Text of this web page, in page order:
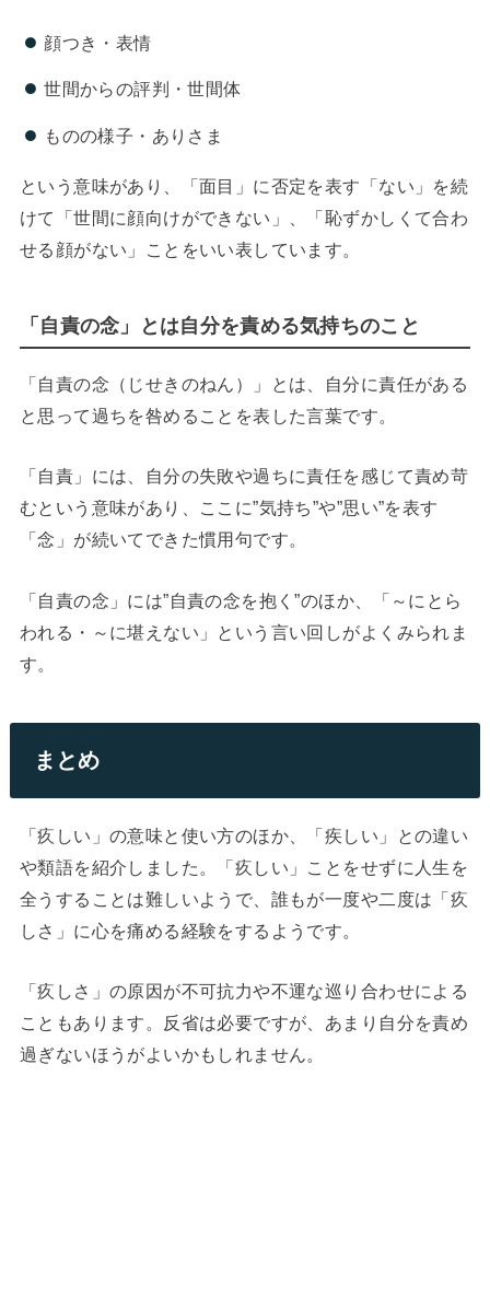
顔つき・表情
世間からの評判・世間体
ものの様子・ありさま
という意味があり、「面目」に否定を表す「ない」を続
けて「世間に顔向けができない」、「恥ずかしくて合わ
せる顔がない」ことをいい表しています。
「自責の念」とは自分を責める気持ちのこと
「自責の念（じせきのねん）」とは、自分に責任がある
と思って過ちを咎めることを表した言葉です。
「自責」には、自分の失敗や過ちに責任を感じて責め苛
むという意味があり、ここに”気持ち”や”思い”を表す
「念」が続いてできた慣用句です。
「自責の念」には”自責の念を抱く”のほか、「～にとら
われる・～に堪えない」という言い回しがよくみられま
す。
まとめ
「疚しい」の意味と使い方のほか、「疾しい」との違い
や類語を紹介しました。「疚しい」ことをせずに人生を
全うすることは難しいようで、誰もが一度や二度は「疚
しさ」に心を痛める経験をするようです。
「疚しさ」の原因が不可抗力や不運な巡り合わせによる
こともあります。反省は必要ですが、あまり自分を責め
過ぎないほうがよいかもしれません。